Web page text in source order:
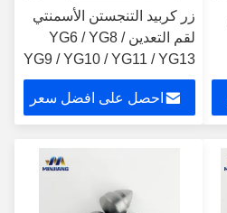
زر كربيد التنجستن الأسمنتي
لقم التعدين YG6 / YG8 /
YG9 / YG10 / YG11 / YG13
احصل على افضل سعر